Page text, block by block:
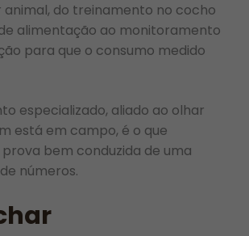
do treinamento no cocho
alimentação ao monitoramento
para que o consumo medido
especializado, aliado ao olhar
está em campo, é o que
bem conduzida de uma
números.